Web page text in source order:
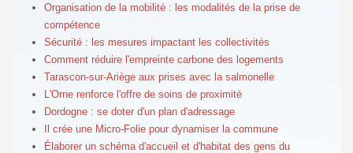
Organisation de la mobilité : les modalités de la prise de
compétence
Sécurité : les mesures impactant les collectivités
Comment réduire l'empreinte carbone des logements
Tarascon-sur-Ariège aux prises avec la salmonelle
L'Orne renforce l'offre de soins de proximité
Dordogne : se doter d'un plan d'adressage
Il crée une Micro-Folie pour dynamiser la commune
Élaborer un schéma d'accueil et d'habitat des gens du